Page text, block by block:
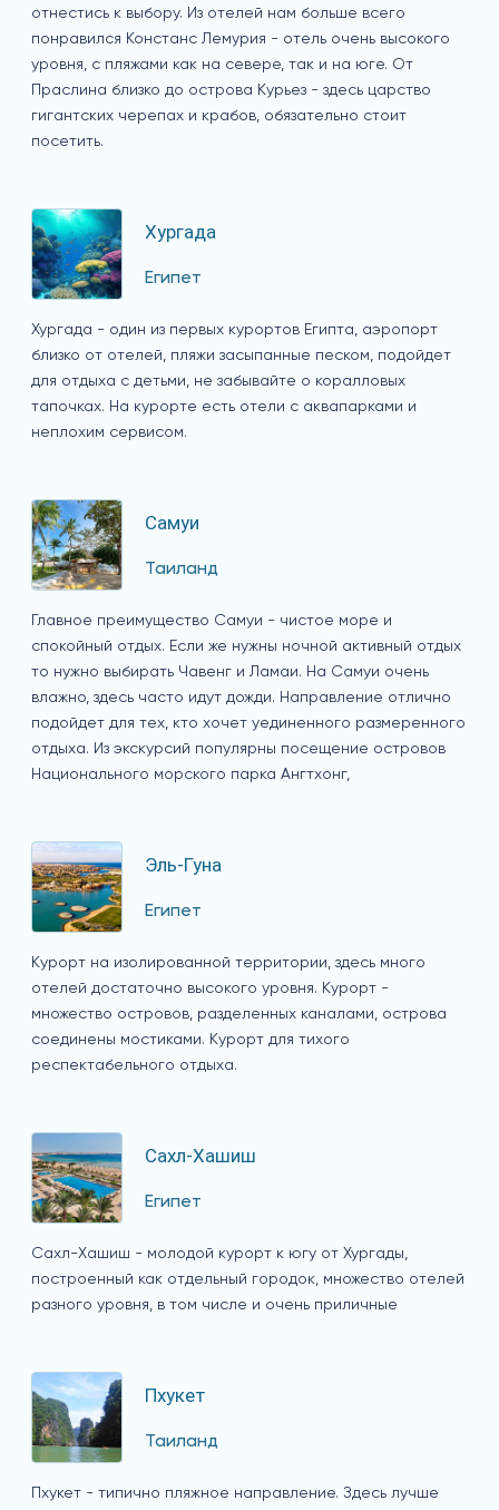
отнестись к выбору. Из отелей нам больше всего
понравился Констанс Лемурия - отель очень высокого
уровня, с пляжами как на севере, так и на юге. От
Праслина близко до острова Курьез - здесь царство
гигантских черепах и крабов, обязательно стоит
посетить.
Хургада
Египет
Хургада - один из первых курортов Египта, аэропорт
близко от отелей, пляжи засыпанные песком, подойдет
для отдыха с детьми, не забывайте о коралловых
тапочках. На курорте есть отели с аквапарками и
неплохим сервисом.
Самуи
Таиланд
Главное преимущество Самуи - чистое море и
спокойный отдых. Если же нужны ночной активный отдых
то нужно выбирать Чавенг и Ламаи. На Самуи очень
влажно, здесь часто идут дожди. Направление отлично
подойдет для тех, кто хочет уединенного размеренного
отдыха. Из экскурсий популярны посещение островов
Национального морского парка Ангтхонг,
Эль-Гуна
Египет
Курорт на изолированной территории, здесь много
отелей достаточно высокого уровня. Курорт -
множество островов, разделенных каналами, острова
соединены мостиками. Курорт для тихого
респектабельного отдыха.
Сахл-Хашиш
Египет
Сахл-Хашиш - молодой курорт к югу от Хургады,
построенный как отдельный городок, множество отелей
разного уровня, в том числе и очень приличные
Пхукет
Таиланд
Пхукет - типично пляжное направление. Здесь лучше